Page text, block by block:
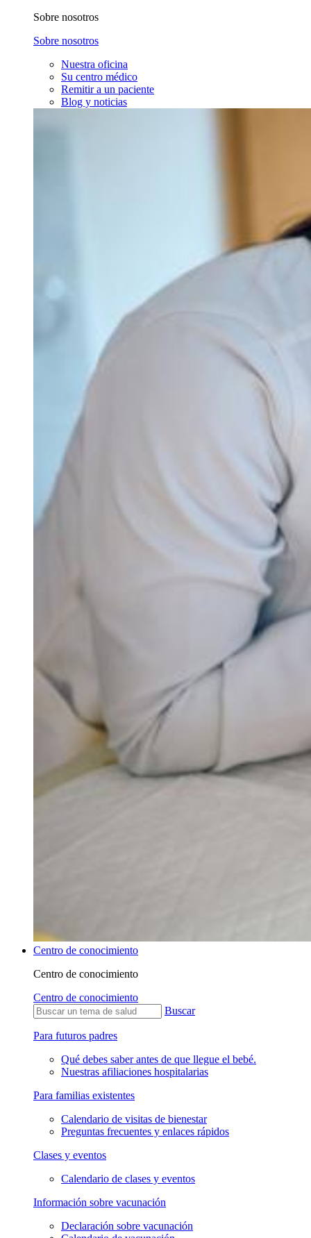
Sobre nosotros
Sobre nosotros
Nuestra oficina
Su centro médico
Remitir a un paciente
Blog y noticias
Centro de conocimiento
Centro de conocimiento
Centro de conocimiento
Buscar
Para futuros padres
Qué debes saber antes de que llegue el bebé.
Nuestras afiliaciones hospitalarias
Para familias existentes
Calendario de visitas de bienestar
Preguntas frecuentes y enlaces rápidos
Clases y eventos
Calendario de clases y eventos
Información sobre vacunación
Declaración sobre vacunación